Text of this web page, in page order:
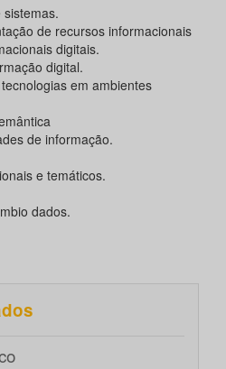
sistemas.
de recursos informacionais
digitais.
digital.
em ambientes
de informação.
e temáticos.
dados.